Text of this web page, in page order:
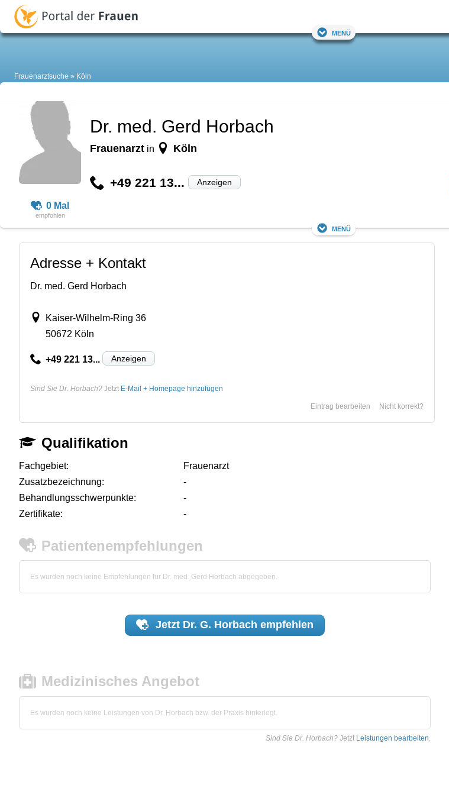
Menü
Frauenarztsuche Köln
0 Mal
Dr. med. Gerd Horbach
Frauenarzt in Köln
+49 221 13... Anzeigen
Menü
Adresse + Kontakt
Dr. med. Gerd Horbach
Kaiser-Wilhelm-Ring 36
50672 Köln
+49 221 13... Anzeigen
Sind Sie Dr. Horbach? Jetzt E-Mail + Homepage hinzufügen
Nicht korrekt?
Eintrag bearbeiten
Qualifikation
Fachgebiet:
Frauenarzt
Zusatzbezeichnung:
-
Behandlungsschwerpunkte:
-
Zertifikate:
-
Patientenempfehlungen
Es wurden noch keine Empfehlungen für Dr. med. Gerd Horbach abgegeben.
Jetzt Dr. G. Horbach empfehlen
Medizinisches Angebot
Es wurden noch keine Leistungen von Dr. Horbach bzw. der Praxis hinterlegt.
Sind Sie Dr. Horbach? Jetzt Leistungen bearbeiten.